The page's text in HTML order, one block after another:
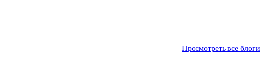
Просмотреть все блоги